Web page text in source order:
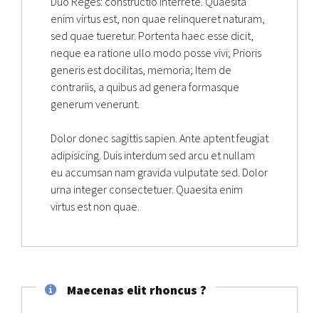
enim virtus est, non quae relinqueret naturam,
sed quae tueretur. Portenta haec esse dicit,
neque ea ratione ullo modo posse vivi; Prioris
generis est docilitas, memoria; Item de
contrariis, a quibus ad genera formasque
generum venerunt.
Dolor donec sagittis sapien. Ante aptent feugiat
adipisicing. Duis interdum sed arcu et nullam
eu accumsan nam gravida vulputate sed. Dolor
urna integer consectetuer. Quaesita enim
virtus est non quae.
Maecenas elit rhoncus ?